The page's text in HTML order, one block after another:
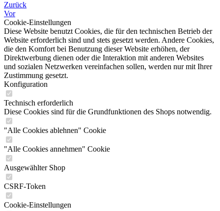
Zurück
Vor
Cookie-Einstellungen
Diese Website benutzt Cookies, die für den technischen Betrieb der
Website erforderlich sind und stets gesetzt werden. Andere Cookies,
die den Komfort bei Benutzung dieser Website erhöhen, der
Direktwerbung dienen oder die Interaktion mit anderen Websites
und sozialen Netzwerken vereinfachen sollen, werden nur mit Ihrer
Zustimmung gesetzt.
Konfiguration
Technisch erforderlich
Diese Cookies sind für die Grundfunktionen des Shops notwendig.
"Alle Cookies ablehnen" Cookie
"Alle Cookies annehmen" Cookie
Ausgewählter Shop
CSRF-Token
Cookie-Einstellungen